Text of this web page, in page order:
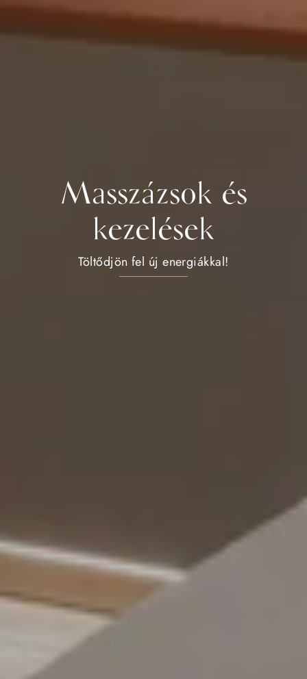
Masszázsok és
kezelések
Töltődjön fel új energiákkal!